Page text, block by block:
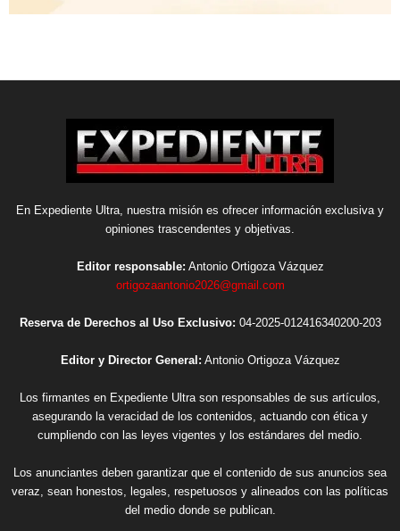
En Expediente Ultra, nuestra misión es ofrecer información exclusiva y
opiniones trascendentes y objetivas.
Editor responsable: Antonio Ortigoza Vázquez
ortigozaantonio2026@gmail.com
Reserva de Derechos al Uso Exclusivo: 04-2025-012416340200-203
Editor y Director General: Antonio Ortigoza Vázquez
Los firmantes en Expediente Ultra son responsables de sus artículos,
asegurando la veracidad de los contenidos, actuando con ética y
cumpliendo con las leyes vigentes y los estándares del medio.
Los anunciantes deben garantizar que el contenido de sus anuncios sea
veraz, sean honestos, legales, respetuosos y alineados con las políticas
del medio donde se publican.